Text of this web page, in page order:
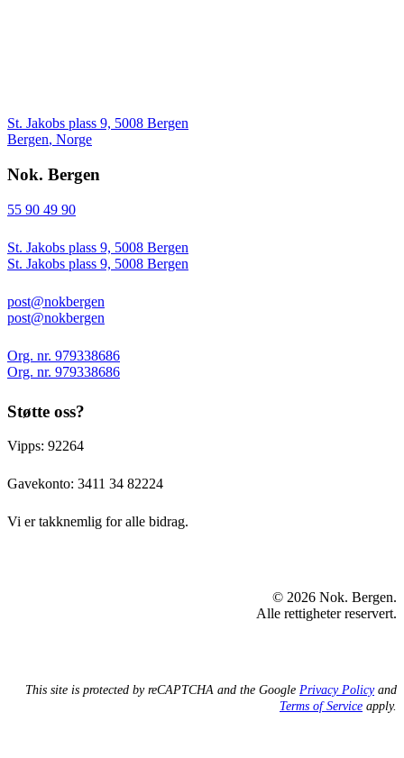
St. Jakobs plass 9, 5008 Bergen
Bergen, Norge
Nok. Bergen
55 90 49 90
St. Jakobs plass 9, 5008 Bergen
St. Jakobs plass 9, 5008 Bergen
post@nokbergen
post@nokbergen
Org. nr. 979338686
Org. nr. 979338686
Støtte oss?
Vipps: 92264
Gavekonto: 3411 34 82224
Vi er takknemlig for alle bidrag.
© 2026 Nok. Bergen.
Alle rettigheter reservert.
This site is protected by reCAPTCHA and the Google Privacy Policyand
Terms of Service apply.